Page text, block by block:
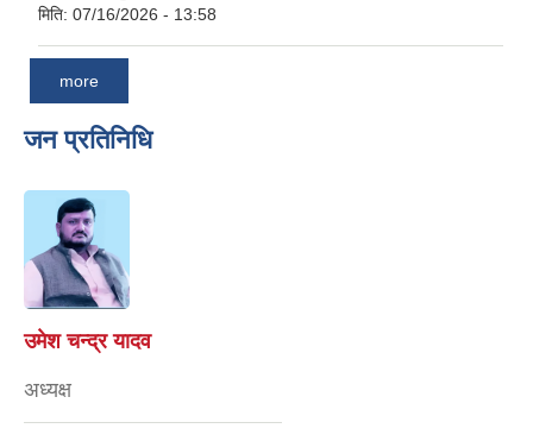
मिति: 07/16/2026 - 13:58
more
जन प्रतिनिधि
उमेश चन्द्र यादव
अध्यक्ष